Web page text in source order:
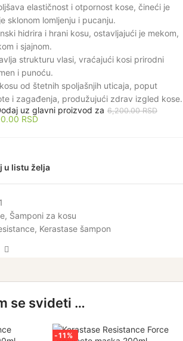
elastičnost i otpornost kose, čineći je
sklonom lomljenju i pucanju.
hidrira i hrani kosu, ostavljajući je mekom,
i sjajnom.
strukturu vlasi, vraćajući kosi prirodni
i punoću.
od štetnih spoljašnjih uticaja, poput
i zagađenja, produžujući zdrav izgled kose.
uz glavni proizvod za 6,200.00RSD
RSD
u listu želja
, Šamponi za kosu
, Kerastase šampon
se svideti …
-11%